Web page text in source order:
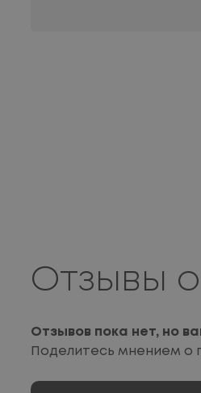
Отзывы
Отзывов пока нет, но
Поделитесь мнением о